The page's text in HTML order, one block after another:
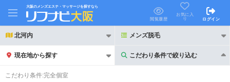
大阪のメンズエステ・マッサージを探すなら
閲覧履歴
お気に入
り
ログイン
北河内 メンズ脱毛
現在地から探す こだわり条件で絞り込む
こだわり条件で絞り込む
こだわり条件:完全個室